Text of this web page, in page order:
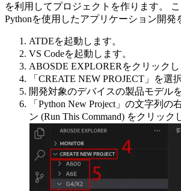
を利用してプロジェクトを作ります。
Pythonを使用したアプリケーション開発
ATDEを起動します。
VS Codeを起動します。
ABOSDE EXPLORERをクリックし
「CREATE NEW PROJECT」を選
開発対象のデバイスの製品モデル
「Python New Project」の文字列の
ン (Run This Command) をクリック